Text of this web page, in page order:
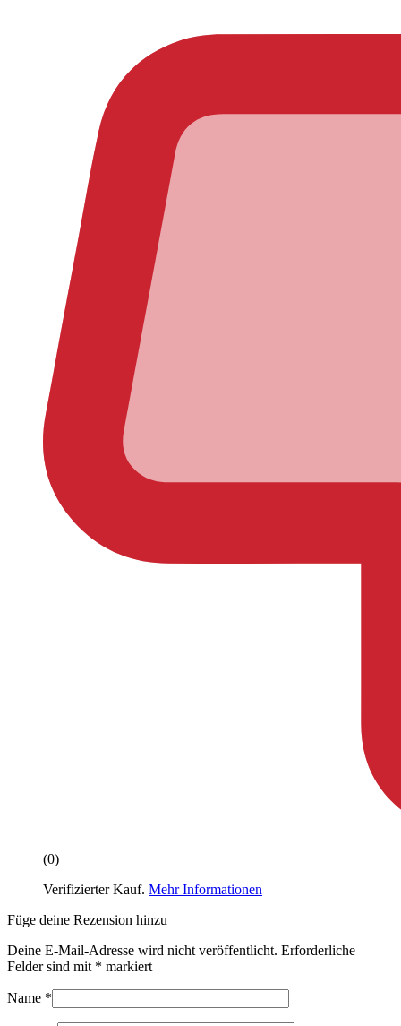
(0)
Verifizierter Kauf. Mehr Informationen
Füge deine Rezension hinzu
Deine E-Mail-Adresse wird nicht veröffentlicht. Erforderliche
Felder sind mit * markiert
Name *